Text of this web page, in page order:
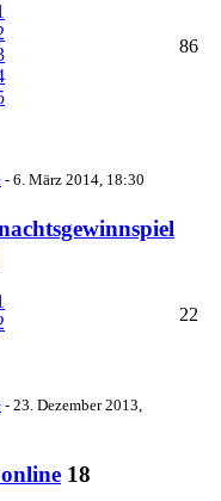
- 6. März 2014, 18:30
86
- 23. Dezember 2013,
22
18